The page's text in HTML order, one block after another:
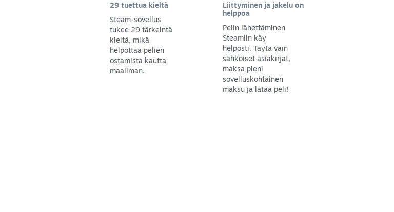
29 tuettua kieltä
Steam-sovellus
tukee 29 tärkeintä
kieltä, mikä
helpottaa pelien
ostamista kautta
maailman.
Liittyminen ja jakelu on
helppoa
Pelin lähettäminen
Steamiin käy
helposti. Täytä vain
sähköiset asiakirjat,
maksa pieni
sovelluskohtainen
maksu ja lataa peli!